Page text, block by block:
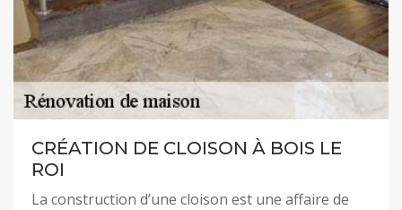
CRÉATION DE CLOISON À BOIS LE
ROI
La construction d’une cloison est une affaire de